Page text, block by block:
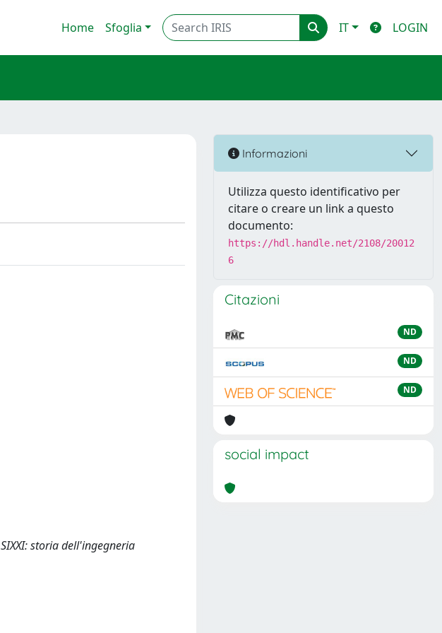
Home Sfoglia IT LOGIN
storia dell'ingegneria
Informazioni
Utilizza questo identificativo per
citare o creare un link a questo
documento:
https://hdl.handle.net/2108/20012
6
Citazioni
ND
ND
ND
social impact